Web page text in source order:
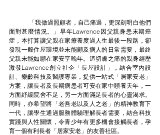
面對甚麼情況。」早年Lawrence因父親身患末期癌
症，本打算讓父親在家療養度過人生最後一段路，卻
發現一般住屋環境並未能顧及病人的日常需要，最終
父親未能如願在家安享晚年。這切膚之痛的親身經歷
激發Lawrence創立社企「長屋設計」，結合室內設
計、樂齡科技及醫護專業，提供一站式「居家安老」
方案，讓長者及長期病患者可安在家中頤養天年，一
方面紓緩院舍不足，另一方面滿足長者的心靈渴求。
同時，亦希望將「老吾老以及人之老」的精神教育下
一代，讓學生通過服務體驗理解長者需要，結合科技
實踐與人性關懷，令青少年有更多機會接觸長者，孕
育一個有利長者「居家安老」的友善社區。